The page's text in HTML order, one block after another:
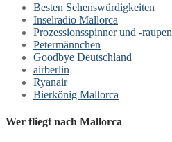
Besten Sehenswürdigkeiten
Inselradio Mallorca
Prozessionsspinner und -raupen
Petermännchen
Goodbye Deutschland
airberlin
Ryanair
Bierkönig Mallorca
Wer fliegt nach Mallorca